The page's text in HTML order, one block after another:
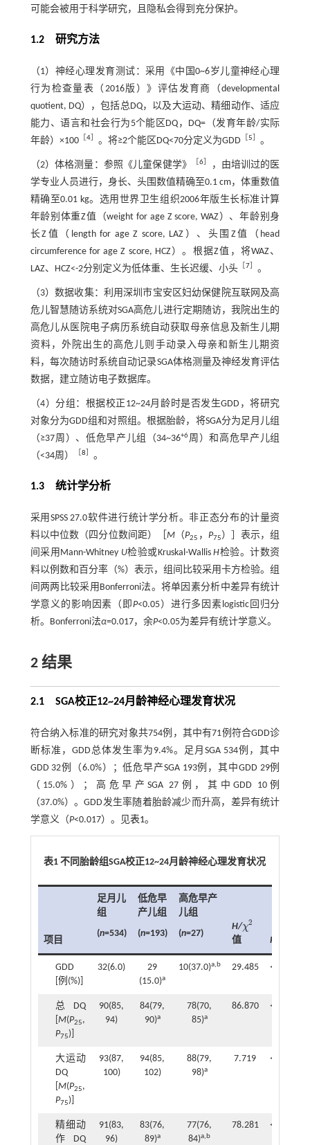
可能会被用于科学研究，且隐私会得到充分保护。
1.2 研究方法
（1）神经心理发育测试：采用《中国0~6岁儿童神经心理
行为检查量表（2016版）》评估发育商（developmental
quotient, DQ），包括总DQ，以及大运动、精细动作、适应
能力、语言和社会行为5个能区DQ，DQ=（发育年龄/实际
年龄）×100［ 4］ 。将≥2个能区DQ<70分定义为GDD 5 。
（2）体格测量：参照《儿童保健学》 ［6
，由培训过的医
学专业人员进行，身长、头围数值精确至0.1 cm，体重数值
精确至0.01 kg。选用世界卫生组织2006年版生长标准计算
年龄别体重Z值（weight for age Z score, WAZ）、年龄别身
长Z值（length for age Z score, LAZ）、头围Z值（head
circumference for age Z score, HCZ）。根据Z值，将WAZ、
LAZ、HCZ<-2分别定义为低体重、生长迟缓、小头
7］ 。
（3）数据收集：利用深圳市宝安区妇幼保健院互联网及高
危儿智慧随访系统对SGA高危儿进行定期随访，我院出生的
高危儿从医院电子病历系统自动获取母亲信息及新生儿期
资料，外院出生的高危儿则手动录入母亲和新生儿期资
料，每次随访时系统自动记录SGA体格测量及神经发育评估
数据，建立随访电子数据库。
（4）分组：根据校正12~24月龄时是否发生GDD，将研究
对象分为GDD组和对照组。根据胎龄，将SGA分为足月儿组
（≥37周）、低危早产儿组（34~36+6周）和高危早产儿组
（<34周）
8 。
1.3 统计学分析
采用SPSS 27.0软件进行统计学分析。非正态分布的计量资
料以中位数（四分位数间距）［M （P25 ， P75）］表示，组
间采用Mann-Whitney U检验或Kruskal-WallisH检验。计数资
料以例数和百分率（%）表示，组间比较采用卡方检验。组
间两两比较采用Bonferroni法。将单因素分析中差异有统计
学意义的影响因素（即P<0.05）进行多因素logistic回归分
析。Bonferroni法α=0.017，余P<0.05为差异有统计学意义。
2 结果
2.1 SGA校正12~24月龄神经心理发育状况
符合纳入标准的研究对象共754例，其中有71例符合GDD诊
断标准，GDD总体发生率为9.4%。足月SGA 534例，其中
GDD 32例（6.0%）；低危早产SGA 193例，其中GDD 29例
（15.0%）；高危早产SGA 27例，其中GDD 10例
（37.0%）。GDD发生率随着胎龄减少而升高，差异有统计
学意义（P<0.017）。见表1。
表1 不同胎龄组SGA校正12~24月龄神经心理发育状况
项目
足月儿
组
(n=534)
低危早
产儿组
(n=193)
高危早产
儿组
(n=27)
H/χ2
χ2
值
P
GDD
[例(%)]
32(6.0)
29
(15.0)a
10(37.0)a,b 29.485 <0.001
总DQ
[M(P25,
P75)]
90(85,
94)
84(79,
90)a
78(70,
85)a
86.870 <0.001
大运动
DQ
[M(P25,
P75)]
93(87,
100)
94(85,
102)
88(79,
98)a
7.719 <0.001
精细动
作DQ
91(83,
96)
83(76,
89)a
77(76,
84)a,b
78.281 <0.001